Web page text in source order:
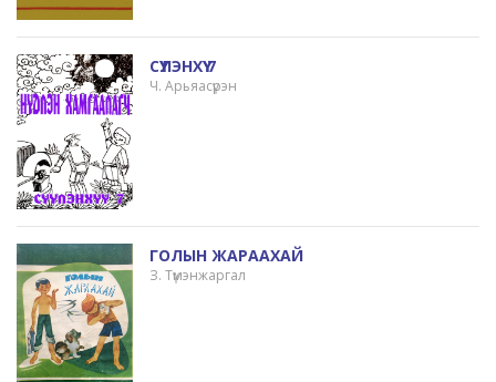
СҮҮЛЭНХҮҮ 7
Ч. Арьяасүрэн
ГОЛЫН ЖАРААХАЙ
З. Түмэнжаргал